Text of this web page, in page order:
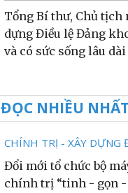
Tổng Bí thư, Chủ tịch
dựng Điều lệ Đảng
và có sức sống lâu dài
ĐỌC NHIỀU NHẤT
CHÍNH TRỊ - XÂY DỰNG
Đổi mới tổ chức bộ
chính trị “tinh - gọn